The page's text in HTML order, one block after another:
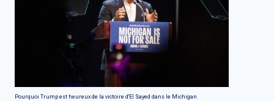
Pourquoi Trump est heureux de la victoire d'El Sayed dans le Michigan